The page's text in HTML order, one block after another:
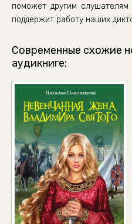
поможет другим
поддержит работу наших
Современные схожие
аудикниге: